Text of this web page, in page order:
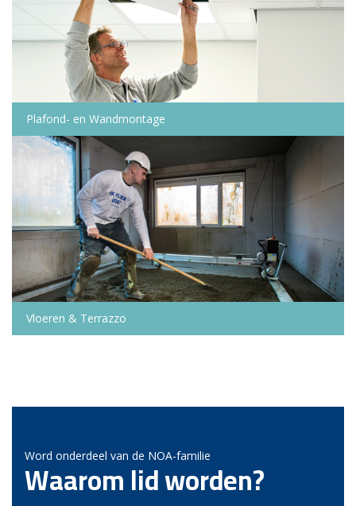
Plafond- en Wandmontage
Vloeren & Terrazzo
Word onderdeel van de NOA-familie
Waarom lid worden?